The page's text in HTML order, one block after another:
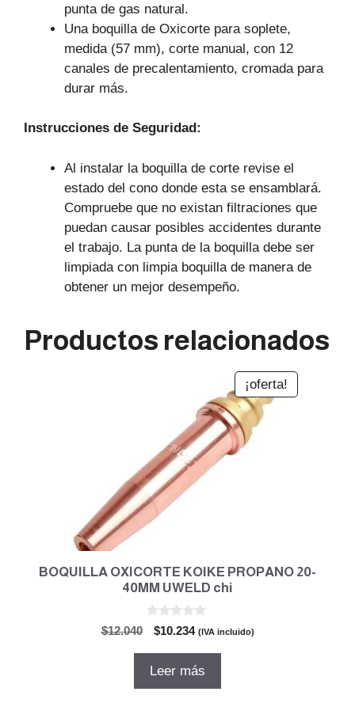
punta de gas natural.
Una boquilla de Oxicorte para soplete,
medida (57 mm), corte manual, con 12
canales de precalentamiento, cromada para
durar más.
Instrucciones de Seguridad:
Al instalar la boquilla de corte revise el
estado del cono donde esta se ensamblará.
Compruebe que no existan filtraciones que
puedan causar posibles accidentes durante
el trabajo. La punta de la boquilla debe ser
limpiada con limpia boquilla de manera de
obtener un mejor desempeño.
Productos relacionados
¡oferta!
BOQUILLA OXICORTE KOIKE PROPANO 20-
40MM UWELD chi
$12.040
El
original
$10.234El
actual
(IVA incluido)
Leer más